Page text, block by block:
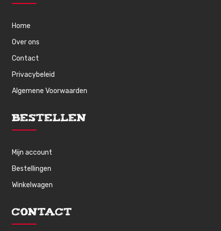
Home
Over ons
Contact
Privacybeleid
Algemene Voorwaarden
Bestellen
Mijn account
Bestellingen
Winkelwagen
Contact